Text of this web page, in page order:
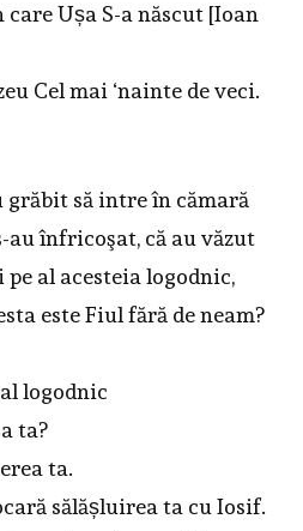
care Ușa S-a născut [Ioan
Cel mai ‘nainte de veci.
să intre în cămară
au înfricoşat, că au văzut
al acesteia logodnic,
este Fiul fără de neam?
logodnic
ta?
ta.
sălășluirea ta cu Iosif.